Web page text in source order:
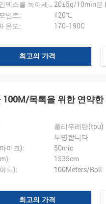
20±5g/10min은
인트:
120℃
온도:
170-190C
최고의 가격
100M/목록을 위한 연약
폴리우레탄(tpu)
투명합니다
이크):
50mic
1535cm
드):
100Meters/Roll
최고의 가격